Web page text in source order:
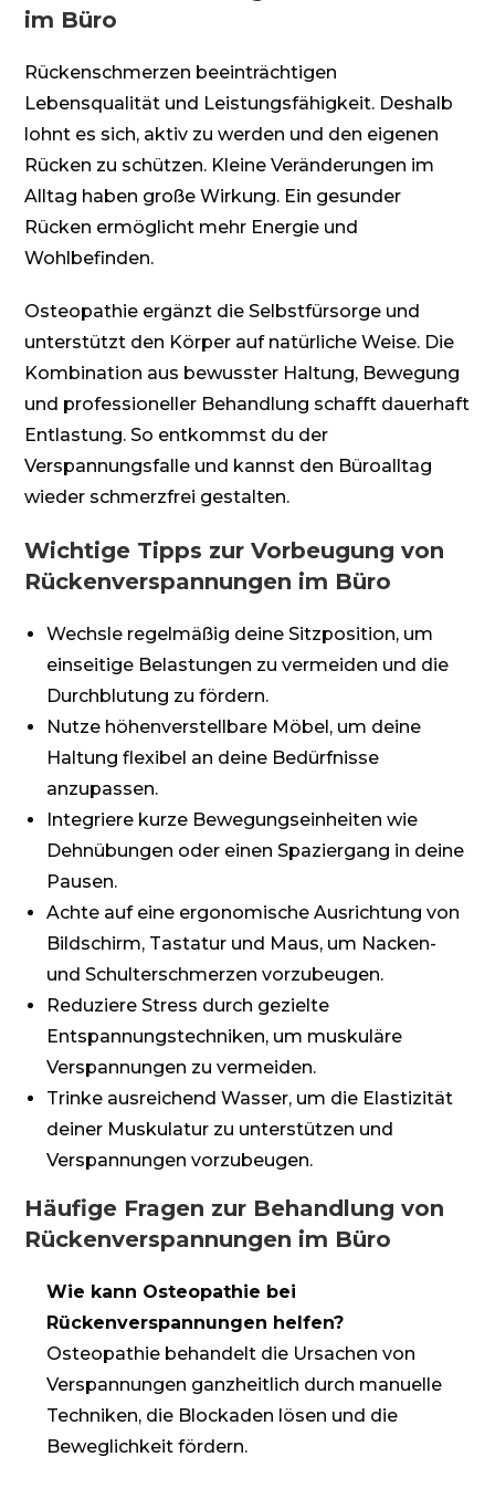
im Büro
Rückenschmerzen beeinträchtigen
Lebensqualität und Leistungsfähigkeit. Deshalb
lohnt es sich, aktiv zu werden und den eigenen
Rücken zu schützen. Kleine Veränderungen im
Alltag haben große Wirkung. Ein gesunder
Rücken ermöglicht mehr Energie und
Wohlbefinden.
Osteopathie ergänzt die Selbstfürsorge und
unterstützt den Körper auf natürliche Weise. Die
Kombination aus bewusster Haltung, Bewegung
und professioneller Behandlung schafft dauerhaft
Entlastung. So entkommst du der
Verspannungsfalle und kannst den Büroalltag
wieder schmerzfrei gestalten.
Wichtige Tipps zur Vorbeugung von
Rückenverspannungen im Büro
Wechsle regelmäßig deine Sitzposition, um
einseitige Belastungen zu vermeiden und die
Durchblutung zu fördern.
Nutze höhenverstellbare Möbel, um deine
Haltung flexibel an deine Bedürfnisse
anzupassen.
Integriere kurze Bewegungseinheiten wie
Dehnübungen oder einen Spaziergang in deine
Pausen.
Achte auf eine ergonomische Ausrichtung von
Bildschirm, Tastatur und Maus, um Nacken-
und Schulterschmerzen vorzubeugen.
Reduziere Stress durch gezielte
Entspannungstechniken, um muskuläre
Verspannungen zu vermeiden.
Trinke ausreichend Wasser, um die Elastizität
deiner Muskulatur zu unterstützen und
Verspannungen vorzubeugen.
Häufige Fragen zur Behandlung von
Rückenverspannungen im Büro
Wie kann Osteopathie bei
Rückenverspannungen helfen?
Osteopathie behandelt die Ursachen von
Verspannungen ganzheitlich durch manuelle
Techniken, die Blockaden lösen und die
Beweglichkeit fördern.